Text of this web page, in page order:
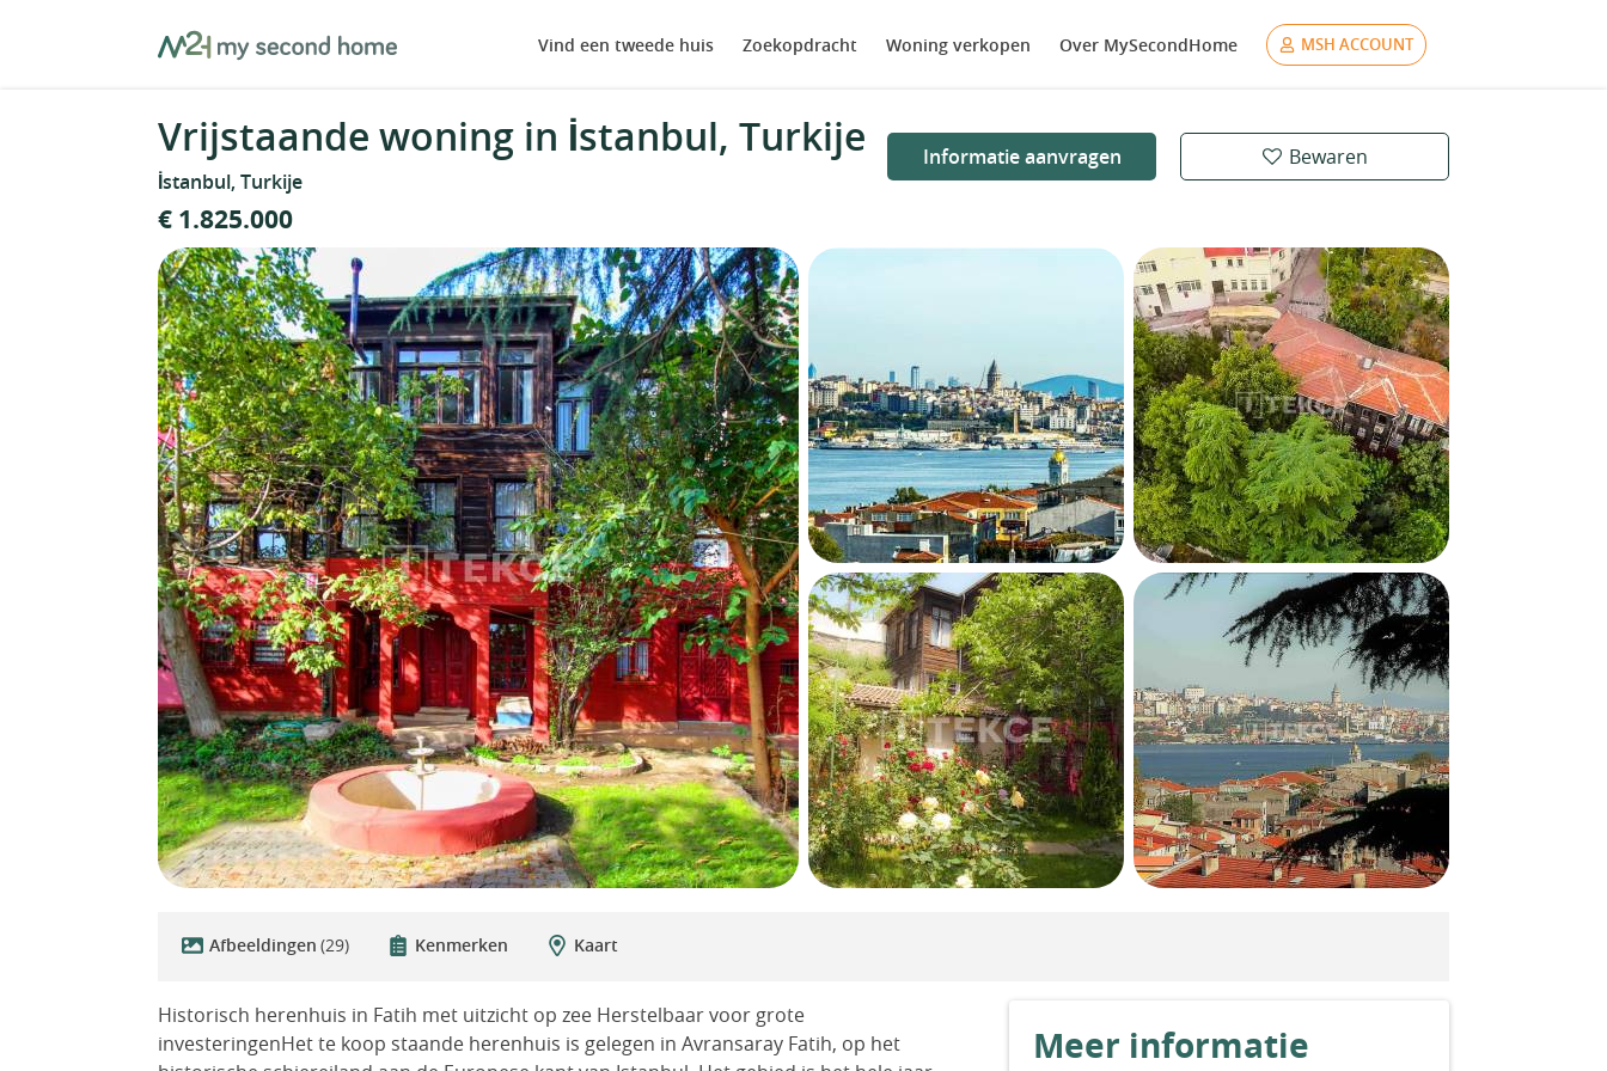
MySecondHome Vind een tweede huis Zoekopdracht Woning verkopen Over MySecondHome MSH ACCOUNT
Vrijstaande woning in İstanbul, Turkije
İstanbul, Turkije
Informatie aanvragen Bewaren
€ 1.825.000
Afbeeldingen (29) Kenmerken Kaart
Historisch herenhuis in Fatih met uitzicht op zee Herstelbaar voor grote
investeringenHet te koop staande herenhuis is gelegen in Avransaray Fatih, op het
Meer informatie